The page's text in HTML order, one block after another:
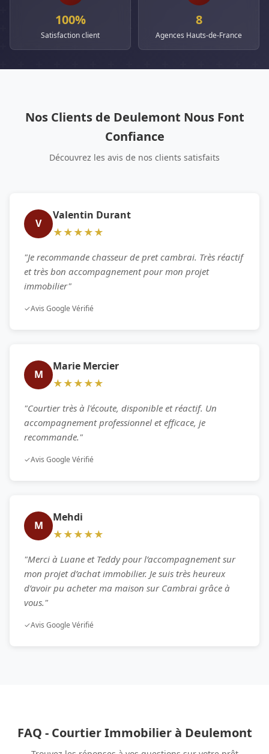
100%
Satisfaction client
8
Agences Hauts-de-France
Nos Clients de Deulemont Nous Font
Confiance
Découvrez les avis de nos clients satisfaits
V
Valentin Durant
★★★★★
"Je recommande chasseur de pret cambrai. Très réactif
et très bon accompagnement pour mon projet
immobilier"
✓Avis Google Vérifié
M
Marie Mercier
★★★★★
"Courtier très à l'écoute, disponible et réactif. Un
accompagnement professionnel et efficace, je
recommande."
✓Avis Google Vérifié
M
Mehdi
★★★★★
"Merci à Luane et Teddy pour l’accompagnement sur
mon projet d’achat immobilier. Je suis très heureux
d’avoir pu acheter ma maison sur Cambrai grâce à
vous."
✓Avis Google Vérifié
FAQ - Courtier Immobilier à Deulemont